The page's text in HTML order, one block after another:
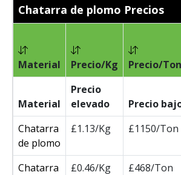
Chatarra de plomo Precios
Material Precio/Kg Precio/
Material
Precio
elevado
Precio
Chatarra
de plomo
£1.13/Kg £1150/Ton
Chatarra
£0.46/Kg £468/Ton